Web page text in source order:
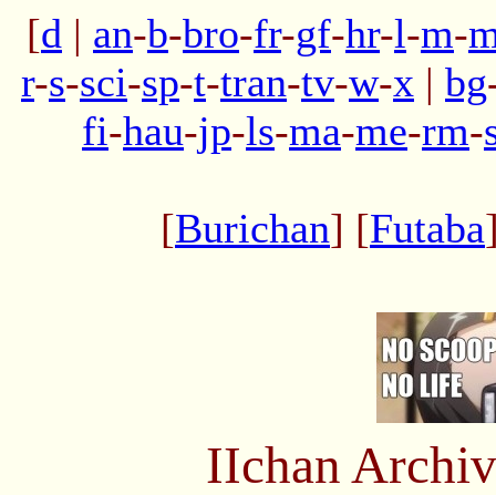
[d | an-b-bro-fr-gf-hr-l-m-
r-s-sci-sp-t-tran-tv-w-x | bg
fi-hau-jp-ls-ma-me-rm-
[Burichan] [Futaba
IIchan